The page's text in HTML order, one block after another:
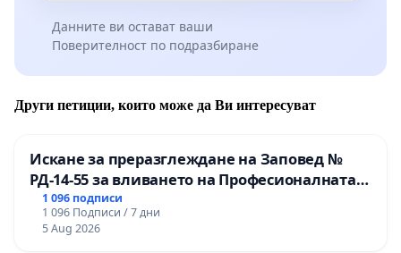
Данните ви остават ваши
Поверителност по подразбиране
Други петиции, които може да Ви интересуват
Искане за преразглеждане на Заповед №
РД-14-55 за вливането на Професионалната
гимназия по промишлени технологии в
Професионалната гимназия по икономика и
мениджмънт – гр. Пазарджик
1 096 подписи
1 096 Подписи / 7 дни
5 Aug 2026